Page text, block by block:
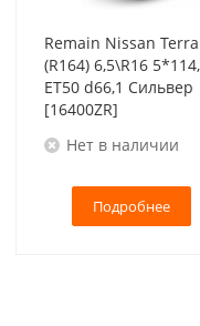
Remain Nissan Terrano
(R164) 6,5\R16 5*114,3
ET50 d66,1 Сильвер
[16400ZR]
Нет в наличии
Подробнее